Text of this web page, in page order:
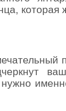
которая
нужно